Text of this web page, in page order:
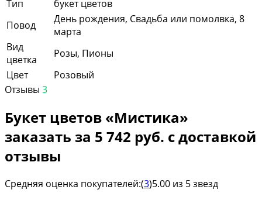
Тип
букет цветов
Повод
День рождения, Свадьба или помолвка, 8
марта
Вид
цветка
Розы, Пионы
Цвет
Розовый
Отзывы 3
Букет цветов «Мистика»
заказать за 5 742 руб. с доставкой
отзывы
Средняя оценка покупателей:(3)5.00 из 5 звезд